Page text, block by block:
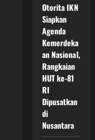
Otorita IKN
Siapkan
Agenda
Kemerdeka
an Nasional,
Rangkaian
HUT ke-81
RI
Dipusatkan
di
Nusantara